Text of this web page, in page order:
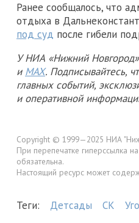
Ранее сообщалось, что
отдыха в
под суд после гибели
У НИА «Нижний
и MAX. Подписывайтесь,
главных событий,
и оперативной
Copyright © 1999—2025 НИА
При перепечатке гиперссылка
обязательна.
Настоящий ресурс может
Теги: Детсады СК